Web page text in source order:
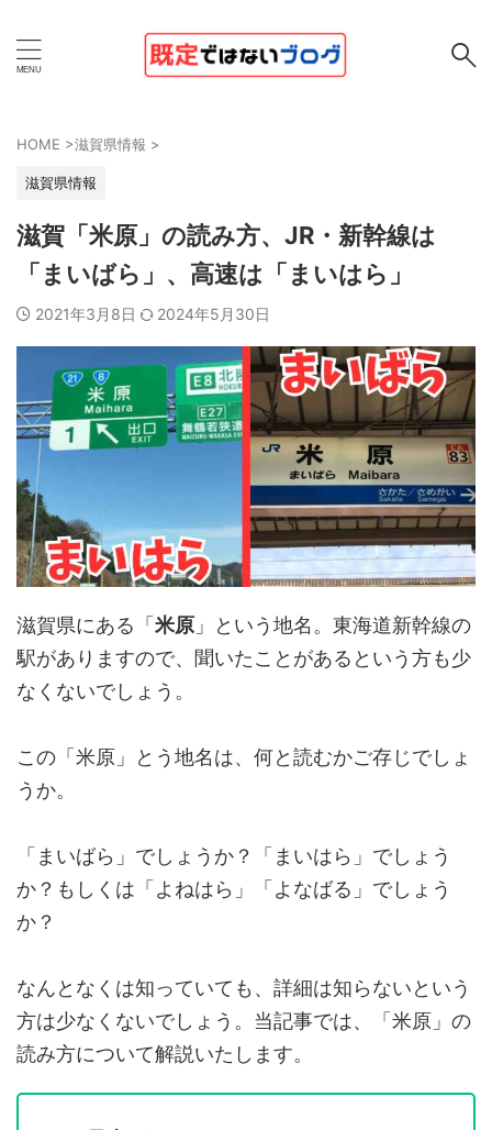
HOME >滋賀県情報 >
滋賀県情報
滋賀「米原」の読み方、JR・新幹線は
「まいばら」、高速は「まいはら」
2021年3月8日 2024年5月30日
滋賀県にある「 米原 」という地名。東海道新幹線の
駅がありますので、聞いたことがあるという方も少
なくないでしょう。
この「米原」とう地名は、何と読むかご存じでしょ
うか。
「まいばら」でしょうか？「まいはら」でしょう
か？もしくは「よねはら」「よなばる」でしょう
か？
なんとなくは知っていても、詳細は知らないという
方は少なくないでしょう。当記事では、「米原」の
読み方について解説いたします。